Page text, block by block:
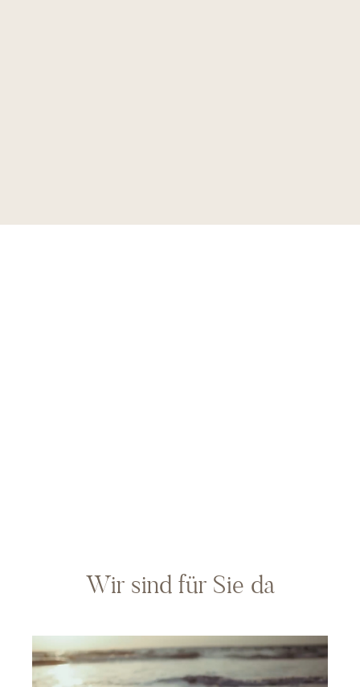
Wir sind für Sie da